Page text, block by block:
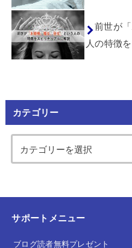
前世が
人の特徴
カテゴリー
サポートメニュー
ブログ読者無料プレゼント